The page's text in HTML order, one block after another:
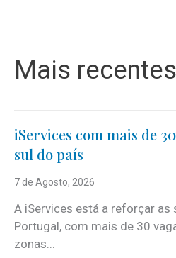
Mais recentes
iServices com mais de
sul do país
7 de Agosto, 2026
A iServices está a reforçar as
Portugal, com mais de 30
zonas...